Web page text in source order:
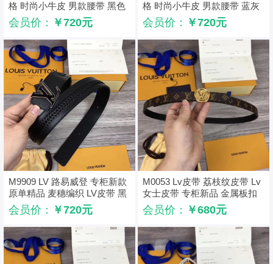
格 时尚小牛皮 男款腰带 黑色
会员价： ￥720元
格 时尚小牛皮 男款腰带 蓝灰
色
会员价： ￥720元
M9909 LV 路易威登 专柜新款
原单精品 麦穗编织 LV皮带 黑
色
会员价： ￥720元
M0053 Lv皮带 荔枝纹皮带 Lv
女士皮带 专柜新品 金属板扣
金色
会员价： ￥680元